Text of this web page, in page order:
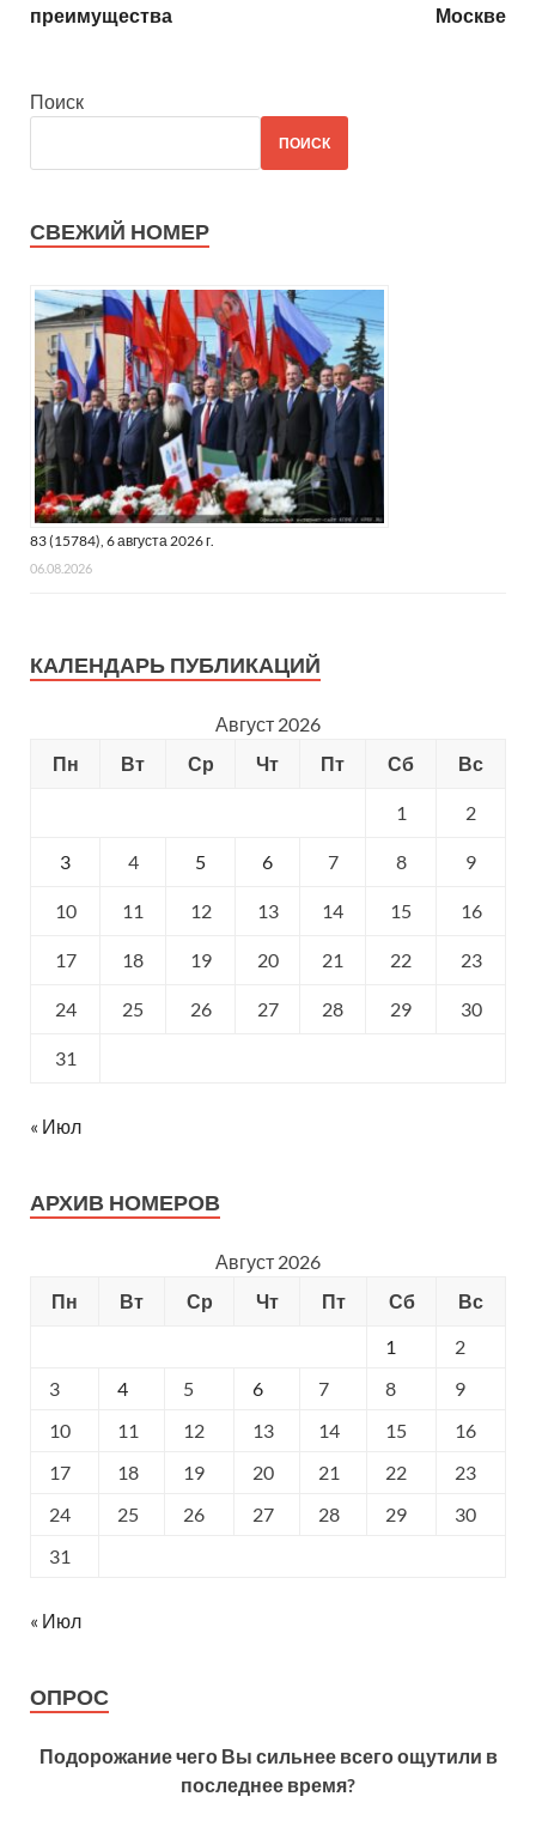
преимущества
Москве
Поиск
ПОИСК
СВЕЖИЙ НОМЕР
83 (15784), 6 августа 2026 г.
06.08.2026
КАЛЕНДАРЬ ПУБЛИКАЦИЙ
Август 2026
Пн
Вт Ср Чт Пт Сб Вс
1 2
3 4 5 6 7 8 9
10 11 12 13 14 15 16
17 18 19 20 21 22 23
24 25 26 27 28 29 30
31
« Июл
АРХИВ НОМЕРОВ
Август 2026
Пн
Вт Ср Чт Пт Сб
Вс
1
2
3
4 5 6 7 8
9
10
11 12 13 14 15
16
17
18 19 20 21 22
23
24
25 26 27 28 29
30
31
« Июл
ОПРОС
Подорожание чего Вы сильнее всего ощутили в
последнее время?